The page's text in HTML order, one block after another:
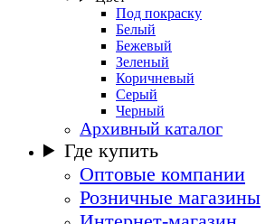
Под покраску
Белый
Бежевый
Зеленый
Коричневый
Серый
Черный
Архивный каталог
Где купить
Оптовые компании
Розничные магазины